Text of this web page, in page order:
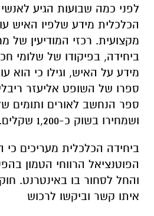
לפני כמה שבועות הגיע
הכלכלית מידע שלפיו האיש
מקצועית. רכזי המודיעין של
ביחידה, בפיקודו של שלומי
מידע על האיש, וגילו כי הוא
ספרו של השופט אליעזר
ספר הנחשב לאורים ותומים
ושמחירו בשוק כ-1,200 שקלים.
ביחידה הכלכלית מעריכים
הפוטנציאל הרווחי הטמון
והחל לסחור בו באינטרנט.
איתו קשר וביקשו לרכוש